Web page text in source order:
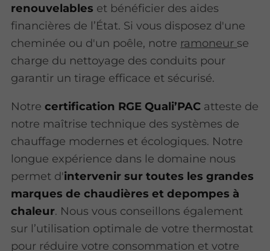
renouvelables et bénéficier des aides
financières de l’État. Si vous disposez d'une
cheminée ou d'un poêle, notre ramoneur se
charge du nettoyage des conduits pour
garantir un tirage efficace et sécurisé.
Notrecertification RGE Quali’PAC atteste de
notre maîtrise technique des systèmes de
chauffage modernes et écologiques. Notre
longue expérience dans le domaine nous
permet d'intervenir sur toutes les grandes
marques de chaudières et depompes à
chaleur. Nous vous conseillons également
sur l’utilisation optimale de votre thermostat
pour réduire votre consommation et votre